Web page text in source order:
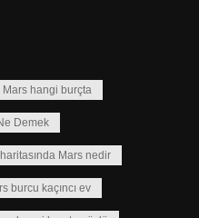
Mars hangi burçta
Demek
Mars nedir
burcu kaçıncı ev